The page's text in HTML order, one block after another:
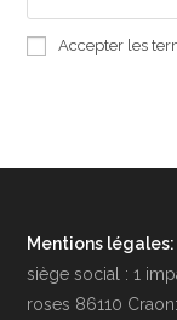
Accepter les
Mentions légales:
siège social : 1
roses 86110 Craon: